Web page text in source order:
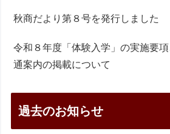
秋商だより第８号を発行しました
令和８年度「体験入学」の実施要
通案内の掲載について
過去のお知らせ